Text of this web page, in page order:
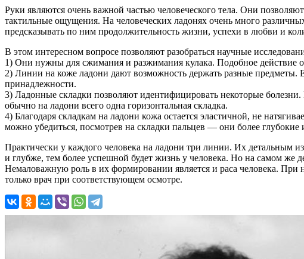
Руки являются очень важной частью человеческого тела. Они
тактильные ощущения. На человеческих ладонях очень много
предсказывать по ним продолжительность жизни, успехи в любви и
В этом интересном вопросе позволяют разобраться научные
1) Они нужны для сжимания и разжимания кулака. Подобное действие
2) Линии на коже ладони дают возможность держать разные предметы.
принадлежности.
3) Ладонные складки позволяют идентифицировать некоторые
обычно на ладони всего одна горизонтальная складка.
4) Благодаря складкам на ладони кожа остается эластичной, не
можно убедиться, посмотрев на складки пальцев — они более
Практически у каждого человека на ладони три линии. Их детальным
и глубже, тем более успешной будет жизнь у человека. Но на самом же
Немаловажную роль в их формировании является и раса человека. При
только врач при соответствующем осмотре.